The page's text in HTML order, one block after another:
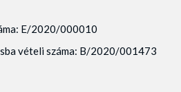
E/2020/000010
vételi száma: B/2020/001473